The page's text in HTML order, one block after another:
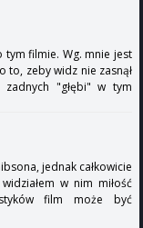
filmie. Wg. mnie jest
to, zeby widz nie zasnął
zadnych "głębi" w tym
jednak całkowicie
w nim miłość
film może być